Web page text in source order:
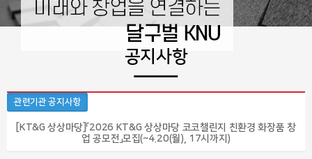
공지사항
관련기관 공지사항
[KT&G 상상마당]「2026 KT&G 상상마당 코코챌린지 친환경 화장품 창
업 공모전」모집(~4.20(월), 17시까지)